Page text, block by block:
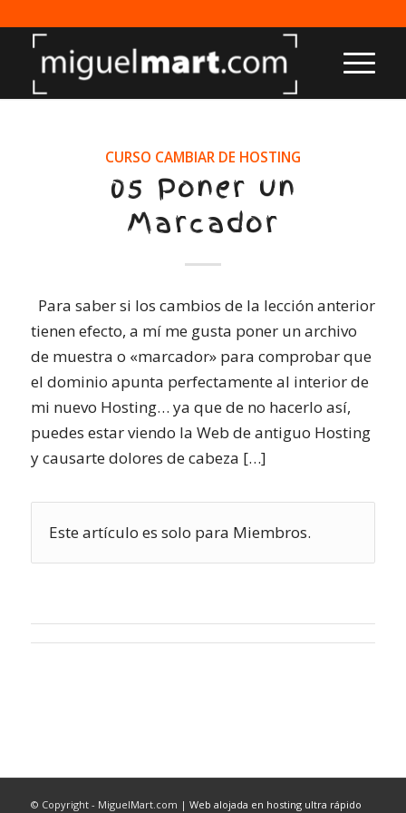
CURSO CAMBIAR DE HOSTING
05 Poner un
Marcador
Para saber si los cambios de la lección anterior
tienen efecto, a mí me gusta poner un archivo
de muestra o «marcador» para comprobar que
el dominio apunta perfectamente al interior de
mi nuevo Hosting… ya que de no hacerlo así,
puedes estar viendo la Web de antiguo Hosting
y causarte dolores de cabeza […]
Este artículo es solo para Miembros.
© Copyright - MiguelMart.com | Web alojada en hosting ultra rápido